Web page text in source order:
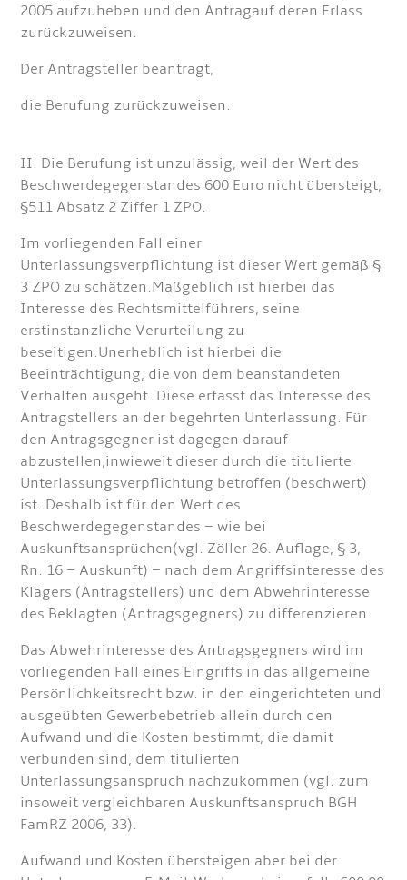
2005 aufzuheben und den Antragauf deren Erlass
zurückzuweisen.
Der Antragsteller beantragt,
die Berufung zurückzuweisen.
II. Die Berufung ist unzulässig, weil der Wert des
Beschwerdegegenstandes 600 Euro nicht übersteigt,
§511 Absatz 2 Ziffer 1 ZPO.
Im vorliegenden Fall einer
Unterlassungsverpflichtung ist dieser Wert gemäß §
3 ZPO zu schätzen.Maßgeblich ist hierbei das
Interesse des Rechtsmittelführers, seine
erstinstanzliche Verurteilung zu
beseitigen.Unerheblich ist hierbei die
Beeinträchtigung, die von dem beanstandeten
Verhalten ausgeht. Diese erfasst das Interesse des
Antragstellers an der begehrten Unterlassung. Für
den Antragsgegner ist dagegen darauf
abzustellen,inwieweit dieser durch die titulierte
Unterlassungsverpflichtung betroffen (beschwert)
ist. Deshalb ist für den Wert des
Beschwerdegegenstandes – wie bei
Auskunftsansprüchen(vgl. Zöller 26. Auflage, § 3,
Rn. 16 – Auskunft) – nach dem Angriffsinteresse des
Klägers (Antragstellers) und dem Abwehrinteresse
des Beklagten (Antragsgegners) zu differenzieren.
Das Abwehrinteresse des Antragsgegners wird im
vorliegenden Fall eines Eingriffs in das allgemeine
Persönlichkeitsrecht bzw. in den eingerichteten und
ausgeübten Gewerbebetrieb allein durch den
Aufwand und die Kosten bestimmt, die damit
verbunden sind, dem titulierten
Unterlassungsanspruch nachzukommen (vgl. zum
insoweit vergleichbaren Auskunftsanspruch BGH
FamRZ 2006, 33).
Aufwand und Kosten übersteigen aber bei der